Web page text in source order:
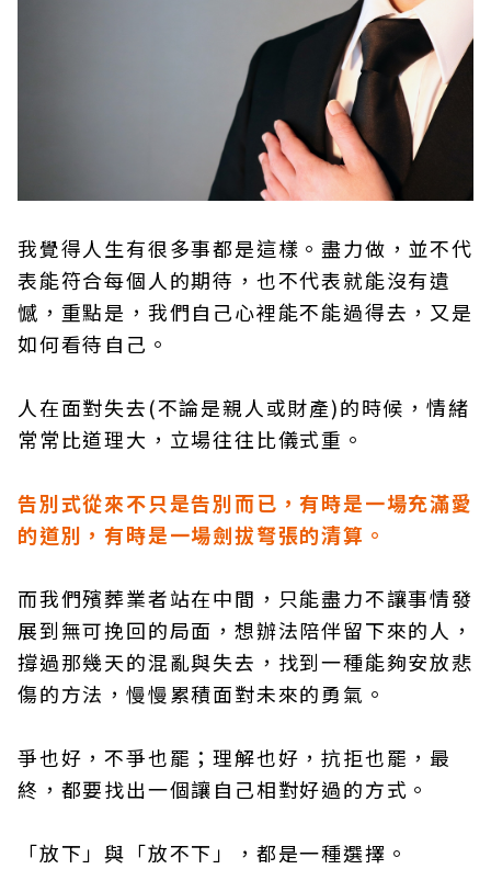
我覺得人生有很多事都是這樣。盡力做，並不代
表能符合每個人的期待，也不代表就能沒有遺
憾，重點是，我們自己心裡能不能過得去，又是
如何看待自己。
人在面對失去(不論是親人或財產)的時候，情緒
常常比道理大，立場往往比儀式重。
告別式從來不只是告別而已，有時是一場充滿愛
的道別，有時是一場劍拔弩張的清算。
而我們殯葬業者站在中間，只能盡力不讓事情發
展到無可挽回的局面，想辦法陪伴留下來的人，
撐過那幾天的混亂與失去，找到一種能夠安放悲
傷的方法，慢慢累積面對未來的勇氣。
爭也好，不爭也罷；理解也好，抗拒也罷，最
終，都要找出一個讓自己相對好過的方式。
「放下」與「放不下」，都是一種選擇。